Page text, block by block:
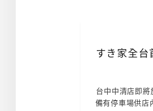
すき家全
台中中清店即將
備有停車場供店